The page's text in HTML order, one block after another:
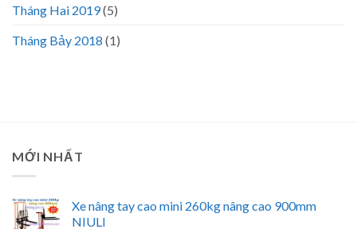
Tháng Hai 2019(5)
Tháng Bảy 2018 (1)
MỚI NHẤT
Xe nâng tay cao mini 260kg nâng cao 900mm
NIULI